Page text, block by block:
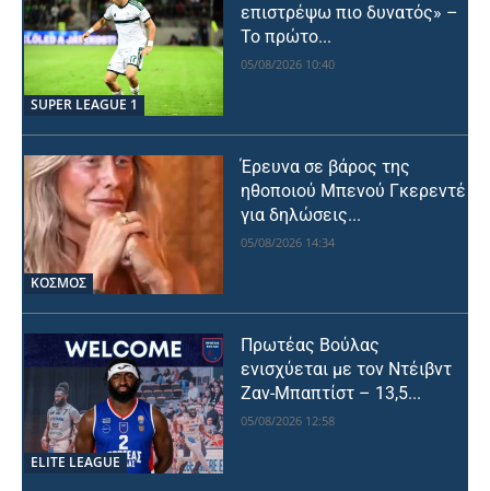
SUPER LEAGUE 1
επιστρέψω πιο δυνατός» –
Το πρώτο...
05/08/2026 10:40
ΚΟΣΜΟΣ
Έρευνα σε βάρος της
ηθοποιού Μπενού Γκερεντέ
για δηλώσεις...
05/08/2026 14:34
ELITE LEAGUE
Πρωτέας Βούλας
ενισχύεται με τον Ντέιβντ
Ζαν-Μπαπτίστ – 13,5...
05/08/2026 12:58